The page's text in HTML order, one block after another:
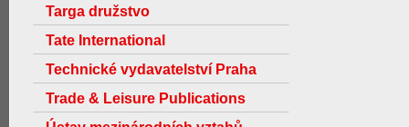
Targa družstvo
Tate International
Technické vydavatelství Praha
Trade & Leisure Publications